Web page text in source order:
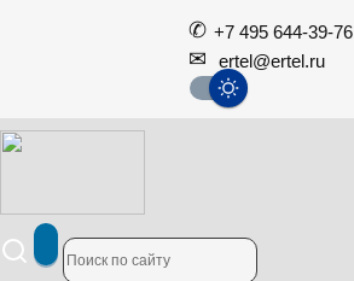
+7 495 644-39-76
ertel@ertel.ru